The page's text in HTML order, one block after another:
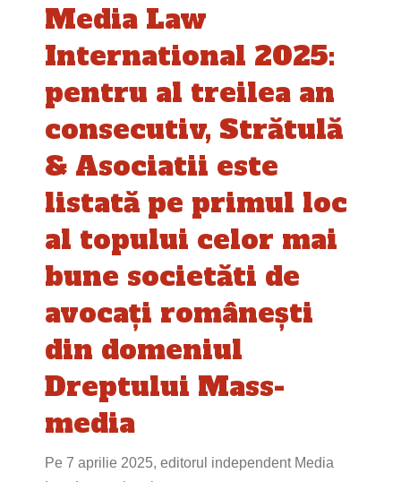
Media Law
International 2025:
pentru al treilea an
consecutiv, Strătulă
& Asociatii este
listată pe primul loc
al topului celor mai
bune societăti de
avocați românești
din domeniul
Dreptului Mass-
media
Pe 7 aprilie 2025, editorul independent Media